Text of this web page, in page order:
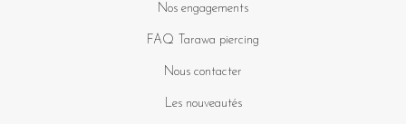
Nos engagements
FAQ Tarawa piercing
Nous contacter
Les nouveautés